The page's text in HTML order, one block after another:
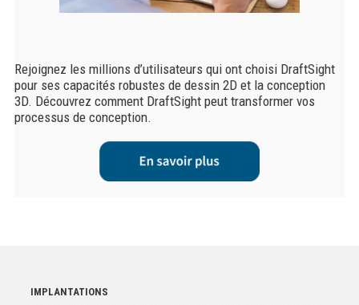
Rejoignez les millions d’utilisateurs qui ont choisi DraftSight
pour ses capacités robustes de dessin 2D et la conception
3D. Découvrez comment DraftSight peut transformer vos
processus de conception.
IMPLANTATIONS